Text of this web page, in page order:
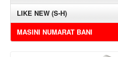
LIKE NEW (S-H)
MASINI NUMARAT BANI